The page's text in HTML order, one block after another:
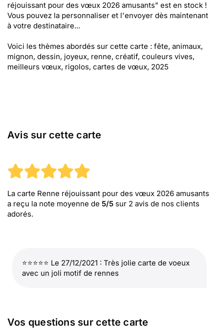
réjouissant pour des vœux 2026 amusants" est en stock !
Vous pouvez la personnaliser et l'envoyer dès maintenant
à votre destinataire...
Voici les thèmes abordés sur cette carte : fête, animaux,
mignon, dessin, joyeux, renne, créatif, couleurs vives,
meilleurs vœux, rigolos, cartes de vœux, 2025
Avis sur cette carte
La carte Renne réjouissant pour des vœux 2026 amusants
a reçu la note moyenne de 5/5 sur 2 avis de nos clients
adorés.
⭐⭐⭐⭐⭐ Le 27/12/2021 : Très jolie carte de voeux
avec un joli motif de rennes
Vos questions sur cette carte